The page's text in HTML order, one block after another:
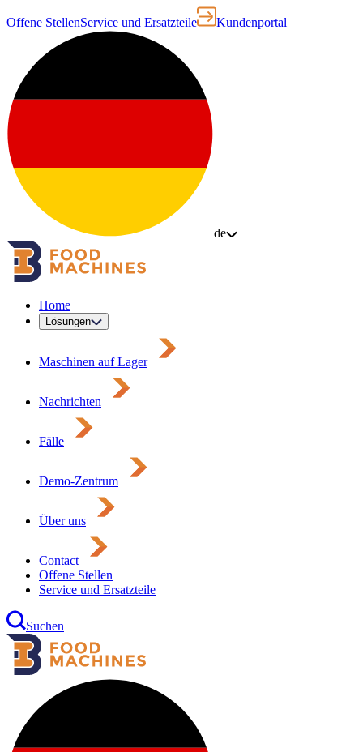
Offene StellenService und Ersatzteile Kundenportal
de
Home
Lösungen
Maschinen auf Lager
Nachrichten
Fälle
Demo-Zentrum
Über uns
Contact
Offene Stellen
Service und Ersatzteile
Suchen